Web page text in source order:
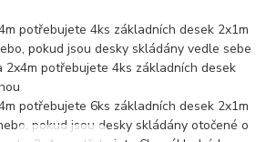
potřebujete 4ks základních desek 2x1m
pokud jsou desky skládány vedle sebe
2x4m potřebujete 4ks základních desek
potřebujete 6ks základních desek 2x1m
pokud jsou desky skládány otočené o